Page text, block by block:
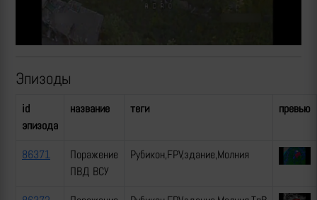
Video
Эпизоды
id
эпизода
название теги превью
86371
Поражение
ПВД ВСУ
Рубикон,FPV,здание,Молния